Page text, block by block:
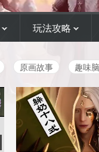
玩法攻略
原画故事 趣味